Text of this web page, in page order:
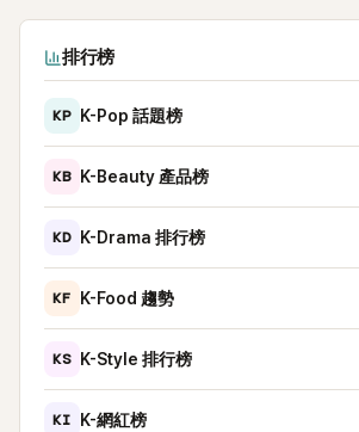
排行榜
KP K-Pop 話題榜
KB K-Beauty 產品榜
KD K-Drama 排行榜
KF K-Food 趨勢
KS K-Style 排行榜
KI K-網紅榜